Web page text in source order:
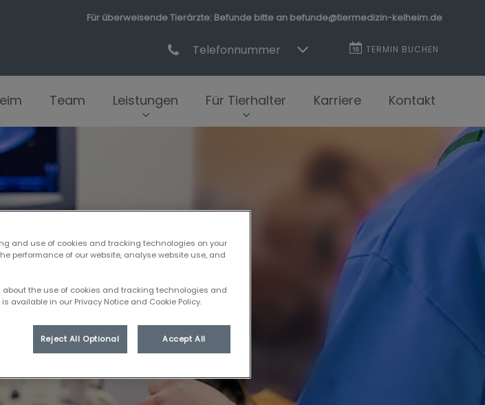
Für überweisende Tierärzte: Befunde bitte an befunde@tiermedizin-kelheim.de
Telefonnummer TERMIN BUCHEN
Team Leistungen Für Tierhalter Karriere Kontakt
and use of cookies and tracking technologies on your
performance of our website, analyse website use, and
about the use of cookies and tracking technologies and
available in our Privacy Notice and Cookie Policy.
Reject All Optional Accept All